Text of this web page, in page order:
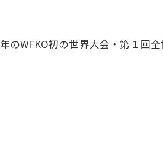
のWFKO初の世界大会・第１回